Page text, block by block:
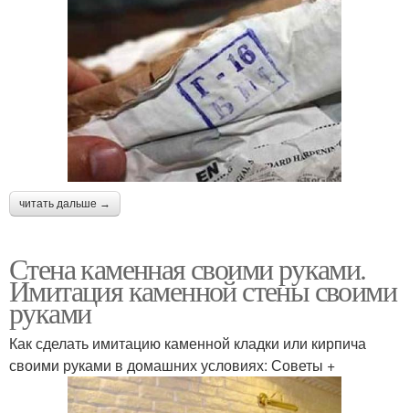
читать дальше →
Стена каменная своими руками.
Имитация каменной стены своими
руками
Как сделать имитацию каменной кладки или кирпича
своими руками в домашних условиях: Советы +